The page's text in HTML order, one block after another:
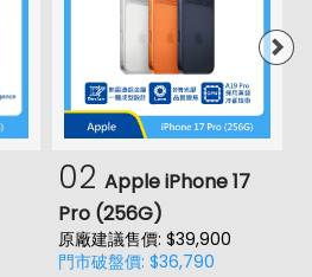
02 Apple iPhone 17
Pro (256G)
原廠建議售價: $39,900
門市破盤價: $36,790